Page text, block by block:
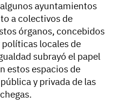
ayuntamientos
a colectivos de
órganos, concebidos
locales de
subrayó el papel
estos espacios de
y privada de las